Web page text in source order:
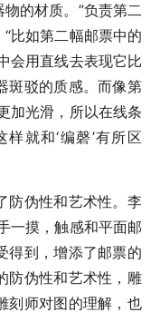
的材质。”负责第二
比如第二幅邮票中的
会用直线去表现它比
斑驳的质感。而像第
加光滑，所以在线条
就和‘编磬’有所区
伪性和艺术性。李
一摸，触感和平面邮
得到，增添了邮票的
防伪性和艺术性，雕
刻师对图的理解，也